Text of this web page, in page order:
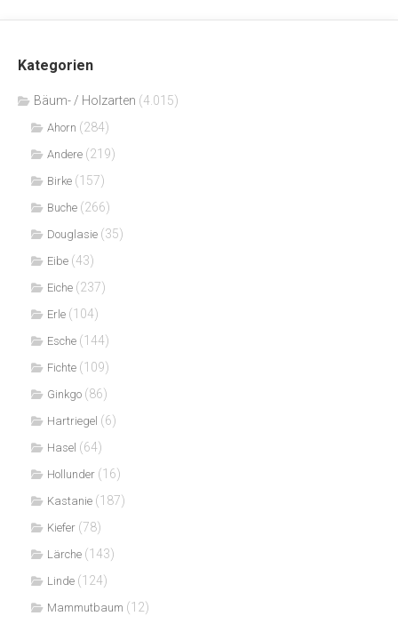
Kategorien
Bäum- / Holzarten (4.015)
Ahorn (284)
Andere (219)
Birke (157)
Buche (266)
Douglasie (35)
Eibe (43)
Eiche (237)
Erle (104)
Esche (144)
Fichte (109)
Ginkgo (86)
Hartriegel (6)
Hasel (64)
Hollunder (16)
Kastanie (187)
Kiefer (78)
Lärche (143)
Linde (124)
Mammutbaum (12)